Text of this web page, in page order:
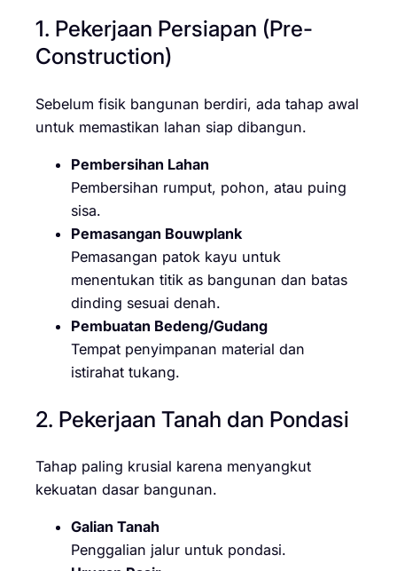
1. Pekerjaan Persiapan (Pre-
Construction)
Sebelum fisik bangunan berdiri, ada tahap awal
untuk memastikan lahan siap dibangun.
Pembersihan Lahan
Pembersihan rumput, pohon, atau puing
sisa.
Pemasangan Bouwplank
Pemasangan patok kayu untuk
menentukan titik as bangunan dan batas
dinding sesuai denah.
Pembuatan Bedeng/Gudang
Tempat penyimpanan material dan
istirahat tukang.
2. Pekerjaan Tanah dan Pondasi
Tahap paling krusial karena menyangkut
kekuatan dasar bangunan.
Galian Tanah
Penggalian jalur untuk pondasi.